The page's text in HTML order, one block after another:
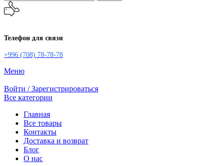
Телефон для связи
+996 (708) 78-78-78
Меню
Войти / Зарегистрироваться
Все категории
Главная
Все товары
Контакты
Доставка и возврат
Блог
О нас